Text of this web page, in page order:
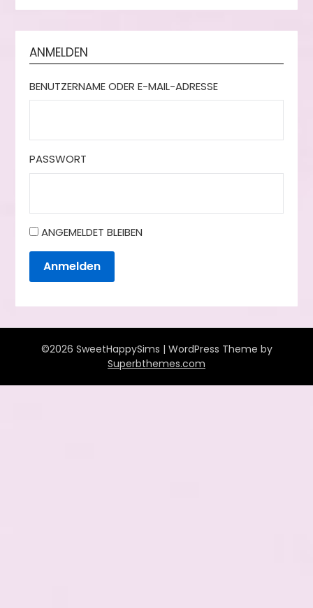
ANMELDEN
BENUTZERNAME ODER E-MAIL-ADRESSE
PASSWORT
ANGEMELDET BLEIBEN
Anmelden
©2026 SweetHappySims | WordPress Theme by
Superbthemes.com